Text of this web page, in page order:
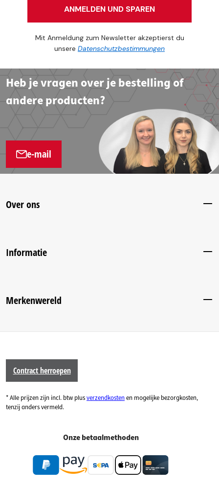
ANMELDEN UND SPAREN
Mit Anmeldung zum Newsletter akzeptierst du
unsere Datenschutzbestimmungen
Heb je vragen over je bestelling of
andere producten?
e-mail
Over ons
Informatie
Merkenwereld
Contract herroepen
* Alle prijzen zijn incl. btw plusverzendkostenen mogelijke bezorgkosten,
tenzij anders vermeld.
Onze betaalmethoden